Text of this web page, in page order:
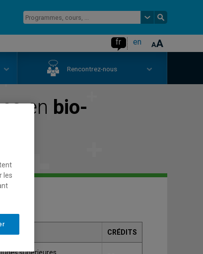
fr en
Rencontrez-nous
en bio-
CRÉDITS
les